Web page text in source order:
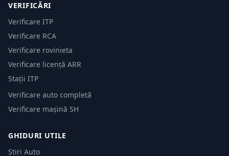
VERIFICĂRI
Verificare ITP
Verificare RCA
Verificare rovinieta
Verificare licență ARR
Stații ITP
Verificare auto completă
Verificare mașină SH
GHIDURI UTILE
Știri Auto